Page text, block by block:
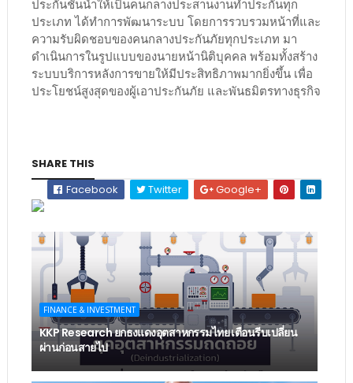
ประกันชั้นนำให้เป็นคนกลางประสานงานทำประกันทุก
ประเภท ได้ทำการพัฒนาระบบ โดยการรวบรวมหน้าที่และ
ความรับผิดชอบของคนกลางประกันภัยทุกประเภท มา
ดำเนินการในรูปแบบของนายหน้านิติบุคคล พร้อมทั้งสร้าง
ระบบบริการหลังการขายให้มีประสิทธิภาพมากยิ่งขึ้น เพื่อ
ประโยชน์สูงสุดของผู้เอาประกันภัย และพันธมิตรทางธุรกิจ
SHARE THIS
Facebook
Twitter Google+
FINANCE & INVESTMENT
KKP Research ยกธงแดงอุตสาหกรรมไทย เตือนรีบเปลี่ยน
ผ่านก่อนสายไป